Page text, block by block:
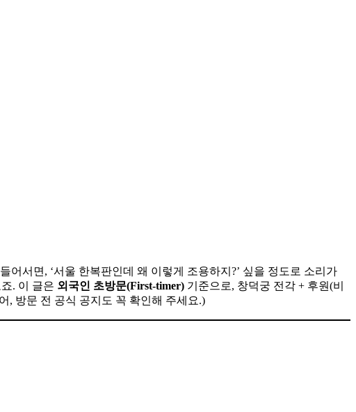
서면, ‘서울 한복판인데 왜 이렇게 조용하지?’ 싶을 정도로 소리가
. 이 글은 외국인 초방문(First-timer) 기준으로, 창덕궁 전각 + 후원(비
, 방문 전 공식 공지도 꼭 확인해 주세요.)